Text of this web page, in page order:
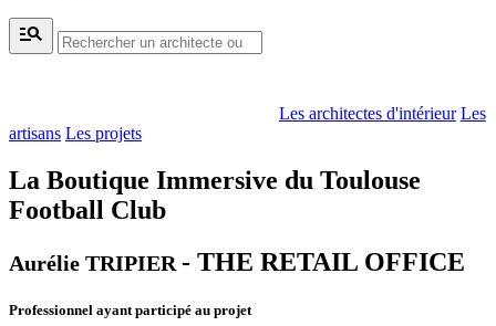
manage_search
Les architectes d'intérieur Les
artisans Les projets
La Boutique Immersive du Toulouse
Football Club
Aurélie TRIPIER - THE RETAIL OFFICE
Professionnel ayant participé au projet